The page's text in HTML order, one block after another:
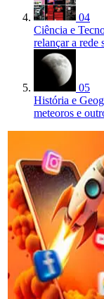
04
Ciência e
relançar a rede
05
História e
meteoros e